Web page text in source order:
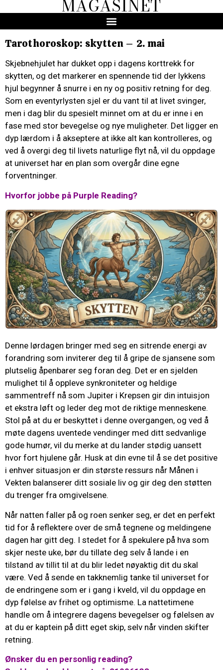
MAGASINET
Tarothoroskop: skytten – 2. mai
Skjebnehjulet har dukket opp i dagens korttrekk for
skytten, og det markerer en spennende tid der lykkens
hjul begynner å snurre i en ny og positiv retning for deg.
Som en eventyrlysten sjel er du vant til at livet svinger,
men i dag blir du spesielt minnet om at du er inne i en
fase med stor bevegelse og nye muligheter. Det ligger en
dyp lærdom i å akseptere at ikke alt kan kontrolleres, og
ved å overgi deg til livets naturlige flyt nå, vil du oppdage
at universet har en plan som overgår dine egne
forventninger.
Hvorfor jobbe på Purple Reading?
Denne lørdagen bringer med seg en sitrende energi av
forandring som inviterer deg til å gripe de sjansene som
plutselig åpenbarer seg foran deg. Det er en sjelden
mulighet til å oppleve synkroniteter og heldige
sammentreff nå som Jupiter i Krepsen gir din intuisjon
et ekstra løft og leder deg mot de riktige menneskene.
Stol på at du er beskyttet i denne overgangen, og ved å
møte dagens uventede vendinger med ditt sedvanlige
gode humør, vil du merke at du lander stødig uansett
hvor fort hjulene går. Husk at din evne til å se det positive
i enhver situasjon er din største ressurs når Månen i
Vekten balanserer ditt sosiale liv og gir deg den støtten
du trenger fra omgivelsene.
Når natten faller på og roen senker seg, er det en perfekt
tid for å reflektere over de små tegnene og meldingene
dagen har gitt deg. I stedet for å spekulere på hva som
skjer neste uke, bør du tillate deg selv å lande i en
tilstand av tillit til at du blir ledet nøyaktig dit du skal
være. Ved å sende en takknemlig tanke til universet for
de endringene som er i gang i kveld, vil du oppdage en
dyp følelse av frihet og optimisme. La nattetimene
handle om å integrere dagens bevegelser og følelsen av
at du er kaptein på ditt eget skip, selv når vinden skifter
retning.
Ønsker du en personlig reading?